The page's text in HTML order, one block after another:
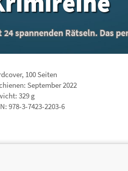
24 spannenden Rätseln. Das
, 100 Seiten
September 2022
329 g
978-3-7423-2203-6